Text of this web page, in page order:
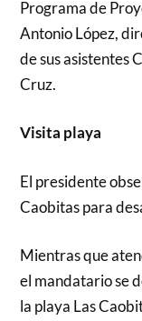
Programa de
Antonio López,
de sus asistentes
Cruz.
Visita playa
El presidente
Caobitas para
Mientras que
el mandatario se
la playa Las